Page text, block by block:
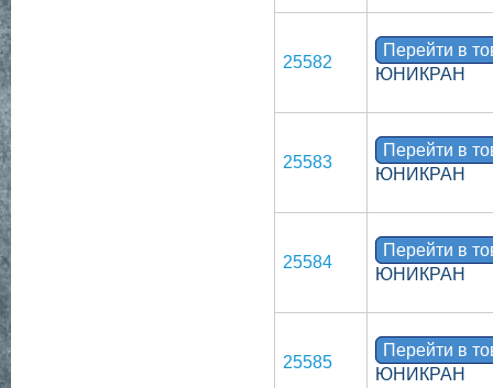
25582
Перейти в
ЮНИКРАН
25583
Перейти в
ЮНИКРАН
25584
Перейти в
ЮНИКРАН
25585
Перейти в
ЮНИКРАН